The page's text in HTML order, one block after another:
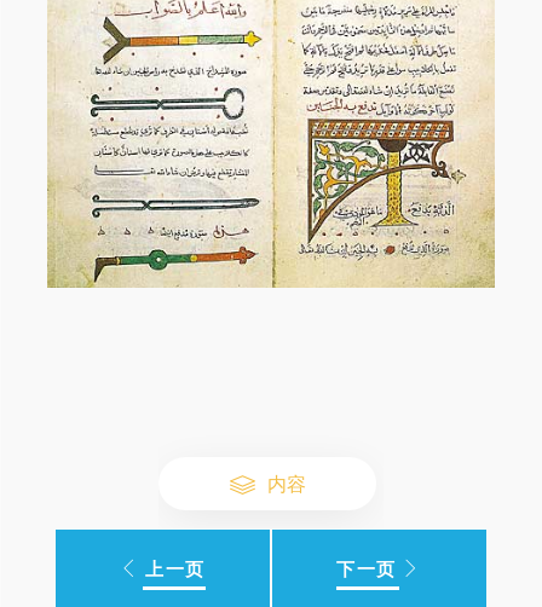
内容
上一页 下一页